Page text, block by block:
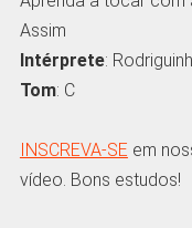
Assim
Intérprete:
Tom: C
INSCREVA-SE em
vídeo. Bons estudos!